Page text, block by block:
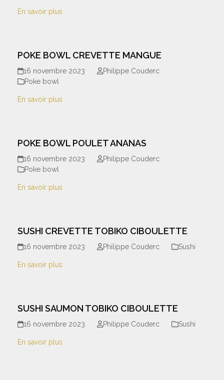
En savoir plus
POKE BOWL CREVETTE MANGUE
16 novembre 2023
Philippe Couderc
Poke bowl
En savoir plus
POKE BOWL POULET ANANAS
16 novembre 2023
Philippe Couderc
Poke bowl
En savoir plus
SUSHI CREVETTE TOBIKO CIBOULETTE
16 novembre 2023 Philippe Couderc Sushi
En savoir plus
SUSHI SAUMON TOBIKO CIBOULETTE
16 novembre 2023 Philippe Couderc Sushi
En savoir plus